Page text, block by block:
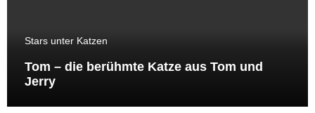
Stars unter Katzen
Tom – die berühmte Katze aus Tom und
Jerry